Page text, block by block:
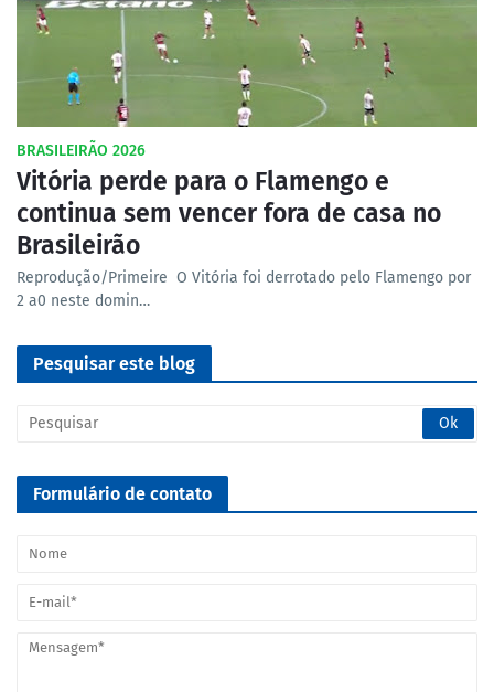
BRASILEIRÃO 2026
Vitória perde para o Flamengo e
continua sem vencer fora de casa no
Brasileirão
Reprodução/Primeire O Vitória foi derrotado pelo Flamengo por
2 a0 neste domin…
Pesquisar este blog
Formulário de contato